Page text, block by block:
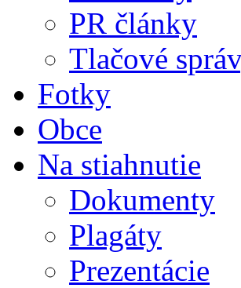
PR články
Tlačové
Fotky
Obce
Na stiahnutie
Dokumenty
Plagáty
Prezentácie